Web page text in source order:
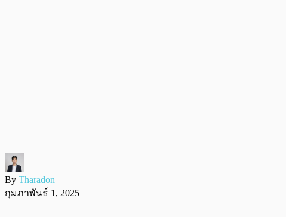
By Tharadon
กุมภาพันธ์ 1, 2025